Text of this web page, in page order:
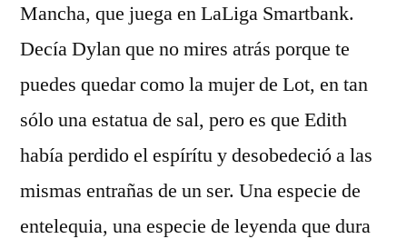
Mancha, que juega en LaLiga Smartbank.
Decía Dylan que no mires atrás porque te
puedes quedar como la mujer de Lot, en tan
sólo una estatua de sal, pero es que Edith
había perdido el espírítu y desobedeció a las
mismas entrañas de un ser. Una especie de
entelequia, una especie de leyenda que dura